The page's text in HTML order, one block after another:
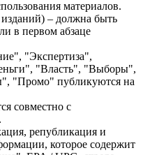
материалов.
– должна быть
в первом абзаце
"Экспертиза",
"Власть", "Выборы",
"Промо" публикуются на
совместно с
републикация и
которое содержит